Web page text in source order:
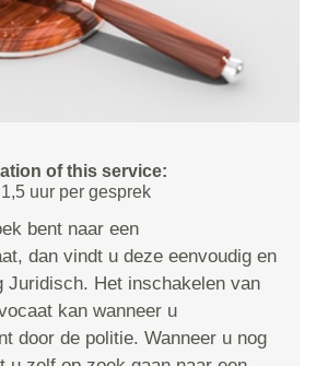
of this service:
uur per gesprek
bent naar een
dan vindt u deze eenvoudig en
Juridisch. Het inschakelen van
kan wanneer u
door de politie. Wanneer u nog